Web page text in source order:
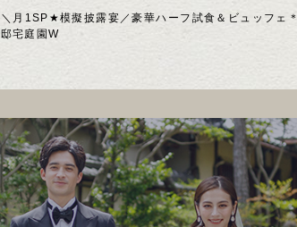
＼月1SP★模擬披露宴／豪華ハーフ試食＆ビュッフェ＊
邸宅庭園W